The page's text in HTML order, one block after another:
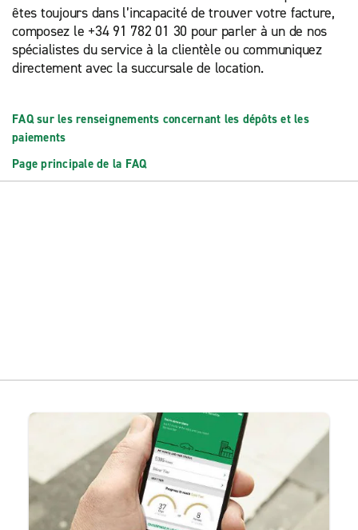
êtes toujours dans l’incapacité de trouver votre facture,
composez le +34 91 782 01 30 pour parler à un de nos
spécialistes du service à la clientèle ou communiquez
directement avec la succursale de location.
FAQ sur les renseignements concernant les dépôts et les
paiements
Page principale de la FAQ